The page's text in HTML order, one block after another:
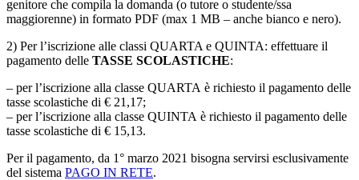
genitore che compila la domanda (o tutore o studente/ssa
maggiorenne) in formato PDF (max 1 MB – anche bianco e nero).
2) Per l’iscrizione alle classi QUARTA e QUINTA: effettuare il
pagamento delle TASSE SCOLASTICHE:
– per l’iscrizione alla classe QUARTA è richiesto il pagamento delle
tasse scolastiche di € 21,17;
– per l’iscrizione alla classe QUINTA è richiesto il pagamento delle
tasse scolastiche di € 15,13.
Per il pagamento, da 1° marzo 2021 bisogna servirsi esclusivamente
del sistema PAGO IN RETE.